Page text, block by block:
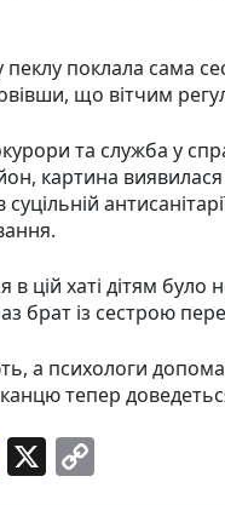
поклала сама
що вітчим
та служба у
картина
в цій хаті дітям
брат із сестрою
а психологи
тепер
Vi X